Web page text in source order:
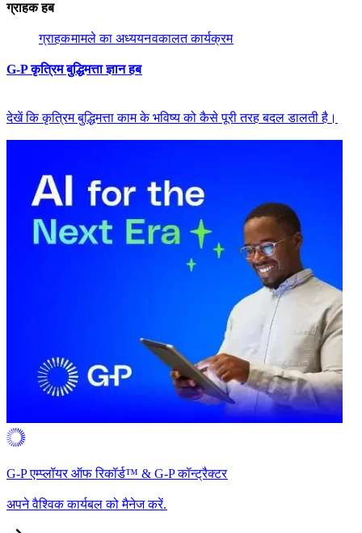
ग्राहक हब​​
ग्राहक​​मामले का अध्ययन​​वकालत कार्यक्रम​​
G-P कृत्रिम बुद्धिमत्ता ज्ञान हब​​
देखें कि कृत्रिम बुद्धिमत्ता काम के भविष्य को कैसे पूरी तरह बदल डालती है।​​
G-P एम्प्लॉयर ऑफ रिकॉर्ड™ & G-P कॉन्ट्रैक्टर​​
अपने वैश्विक कार्यबल को मैनेज करें.​​